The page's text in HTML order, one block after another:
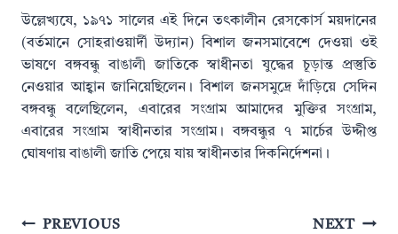
উল্লেখ্যযে, ১৯৭১ সালের এই দিনে তৎকালীন রেসকোর্স ময়দানের
(বর্তমানে সোহরাওয়ার্দী উদ্যান) বিশাল জনসমাবেশে দেওয়া ওই
ভাষণে বঙ্গবন্ধু বাঙালী জাতিকে স্বাধীনতা যুদ্ধের চূড়ান্ত প্রস্তুতি
নেওয়ার আহ্বান জানিয়েছিলেন। বিশাল জনসমুদ্রে দাঁড়িয়ে সেদিন
বঙ্গবন্ধু বলেছিলেন, এবারের সংগ্রাম আমাদের মুক্তির সংগ্রাম,
এবারের সংগ্রাম স্বাধীনতার সংগ্রাম। বঙ্গবন্ধুর ৭ মার্চের উদ্দীপ্ত
ঘোষণায় বাঙালী জাতি পেয়ে যায় স্বাধীনতার দিকনির্দেশনা।
PostPREVIOUS NEXT